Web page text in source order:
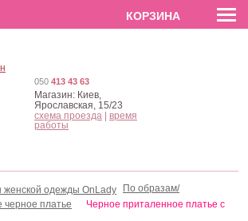
EN РУС
По образам/
черное платье
Черное приталенное платье с
050 413 43 63
Магазин: Киев,
Ярославская, 15/23
схема проезда
время
работы
КОРЗИНА